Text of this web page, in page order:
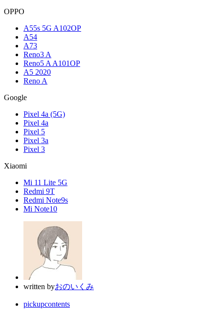
OPPO
A55s 5G A102OP
A54
A73
Reno3 A
Reno5 A A101OP
A5 2020
Reno A
Google
Pixel 4a (5G)
Pixel 4a
Pixel 5
Pixel 3a
Pixel 3
Xiaomi
Mi 11 Lite 5G
Redmi 9T
Redmi Note9s
Mi Note10
written byおのいくみ
pickupcontents